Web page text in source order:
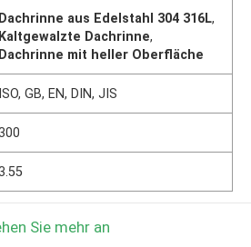
Dachrinne aus Edelstahl 304 316L,
Kaltgewalzte Dachrinne,
Dachrinne mit heller Oberfläche
ISO, GB, EN, DIN, JIS
Sie mehr an